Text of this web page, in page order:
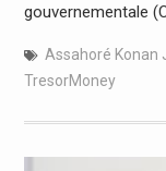
gouvernementale
Assahoré Konan
TresorMoney